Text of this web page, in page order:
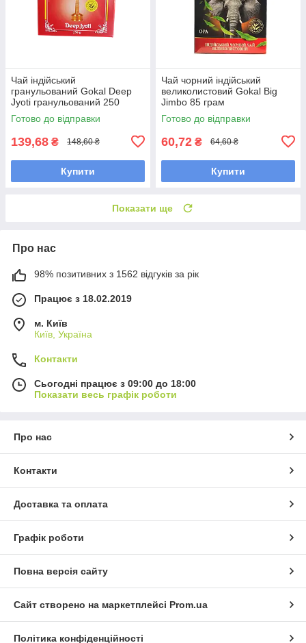
Чай індійський
гранульований Gokal Deep
Jyoti гранульований 250
грамів
Готово до відправки
139,68 ₴ 148,60 ₴
Купити
Чай чорний індійський
великолистовий Gokal Big
Jimbo 85 грам
Готово до відправки
60,72 ₴ 64,60 ₴
Купити
Показати ще
Про нас
98% позитивних з 1562 відгуків за рік
Працює з 18.02.2019
м. Київ
Київ, Україна
Контакти
Сьогодні працює з 09:00 до 18:00
Показати весь графік роботи
Про нас
Контакти
Доставка та оплата
Графік роботи
Повна версія сайту
Сайт створено на маркетплейсі Prom.ua
Політика конфіденційності